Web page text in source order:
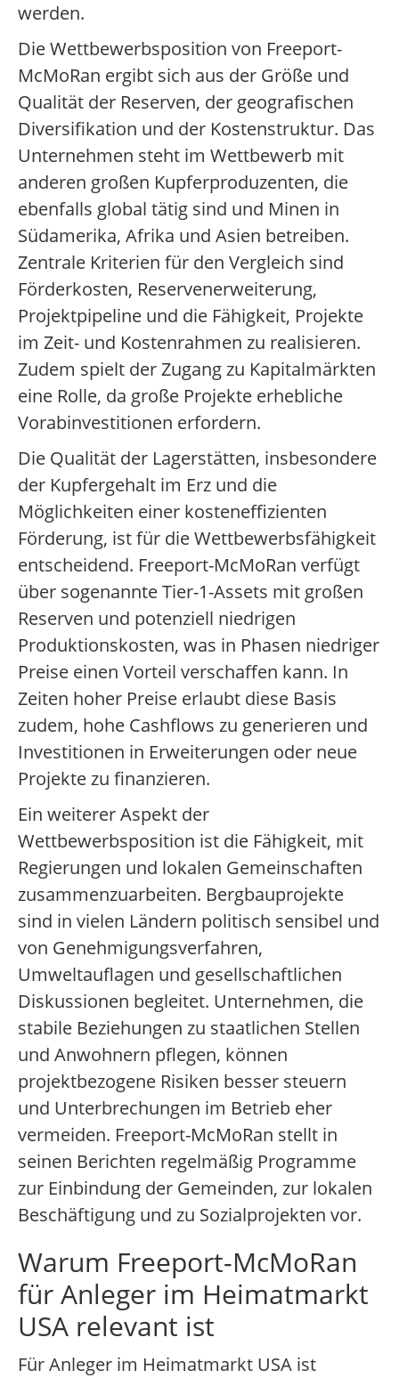
werden.
Die Wettbewerbsposition von Freeport-
McMoRan ergibt sich aus der Größe und
Qualität der Reserven, der geografischen
Diversifikation und der Kostenstruktur. Das
Unternehmen steht im Wettbewerb mit
anderen großen Kupferproduzenten, die
ebenfalls global tätig sind und Minen in
Südamerika, Afrika und Asien betreiben.
Zentrale Kriterien für den Vergleich sind
Förderkosten, Reservenerweiterung,
Projektpipeline und die Fähigkeit, Projekte
im Zeit- und Kostenrahmen zu realisieren.
Zudem spielt der Zugang zu Kapitalmärkten
eine Rolle, da große Projekte erhebliche
Vorabinvestitionen erfordern.
Die Qualität der Lagerstätten, insbesondere
der Kupfergehalt im Erz und die
Möglichkeiten einer kosteneffizienten
Förderung, ist für die Wettbewerbsfähigkeit
entscheidend. Freeport-McMoRan verfügt
über sogenannte Tier-1-Assets mit großen
Reserven und potenziell niedrigen
Produktionskosten, was in Phasen niedriger
Preise einen Vorteil verschaffen kann. In
Zeiten hoher Preise erlaubt diese Basis
zudem, hohe Cashflows zu generieren und
Investitionen in Erweiterungen oder neue
Projekte zu finanzieren.
Ein weiterer Aspekt der
Wettbewerbsposition ist die Fähigkeit, mit
Regierungen und lokalen Gemeinschaften
zusammenzuarbeiten. Bergbauprojekte
sind in vielen Ländern politisch sensibel und
von Genehmigungsverfahren,
Umweltauflagen und gesellschaftlichen
Diskussionen begleitet. Unternehmen, die
stabile Beziehungen zu staatlichen Stellen
und Anwohnern pflegen, können
projektbezogene Risiken besser steuern
und Unterbrechungen im Betrieb eher
vermeiden. Freeport-McMoRan stellt in
seinen Berichten regelmäßig Programme
zur Einbindung der Gemeinden, zur lokalen
Beschäftigung und zu Sozialprojekten vor.
Warum Freeport-McMoRan
für Anleger im Heimatmarkt
USA relevant ist
Für Anleger im Heimatmarkt USA ist